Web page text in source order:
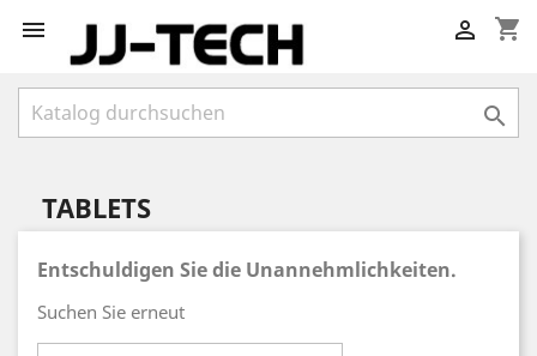
 shopping_cart


TABLETS
Entschuldigen Sie die Unannehmlichkeiten.
Suchen Sie erneut